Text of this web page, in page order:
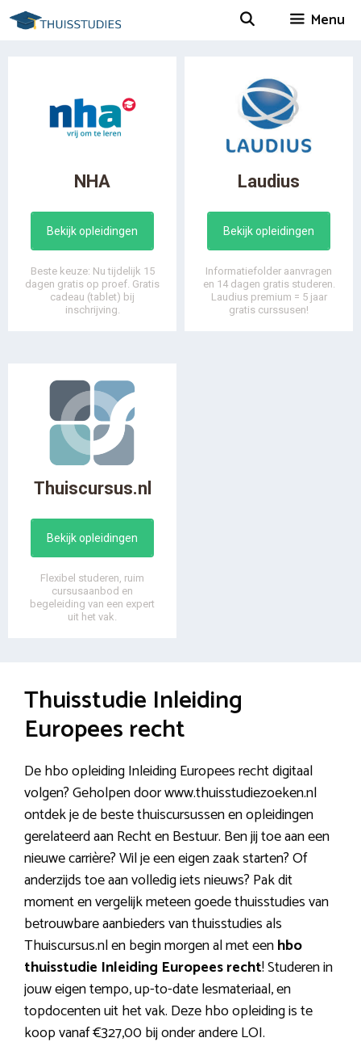
Spring
naar
Menu
NHA
Bekijk opleidingen
Beste keuze: Nu tijdelijk 15
dagen gratis op proef. Gratis
cadeau (tablet) bij
inschrijving.
Laudius
Bekijk opleidingen
Informatiefolder aanvragen
en 14 dagen gratis studeren.
Laudius premium = 5 jaar
gratis curssusen!
Thuiscursus.nl
Bekijk opleidingen
Flexibel studeren, ruim
cursusaanbod en
begeleiding van een expert
uit het vak.
Thuisstudie Inleiding
Europees recht
De hbo opleiding Inleiding Europees recht digitaal
volgen? Geholpen door www.thuisstudiezoeken.nl
ontdek je de beste thuiscursussen en opleidingen
gerelateerd aan Recht en Bestuur. Ben jij toe aan een
nieuwe carrière? Wil je een eigen zaak starten? Of
anderzijds toe aan volledig iets nieuws? Pak dit
moment en vergelijk meteen goede thuisstudies van
betrouwbare aanbieders van thuisstudies als
Thuiscursus.nl en begin morgen al met eenhbo
thuisstudie Inleiding Europees recht! Studeren in
jouw eigen tempo, up-to-date lesmateriaal, en
topdocenten uit het vak. Deze hbo opleiding is te
koop vanaf €327,00 bij onder andere LOI.